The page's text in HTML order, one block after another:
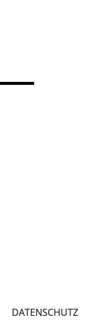
DATENSCHUTZ